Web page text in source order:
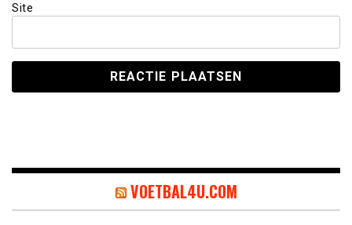
Site
VOETBAL4U.COM